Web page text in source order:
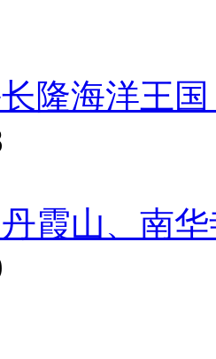
隆海洋王
霞山、南